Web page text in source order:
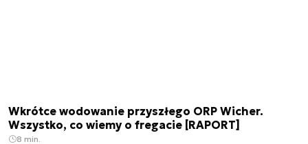
Wkrótce wodowanie przyszłego ORP Wicher.
Wszystko, co wiemy o fregacie [RAPORT]
8 min.